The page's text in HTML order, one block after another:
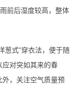
前后湿度较高，整体
葱式”穿衣法，便于随
应对突如其来的春
，关注空气质量预